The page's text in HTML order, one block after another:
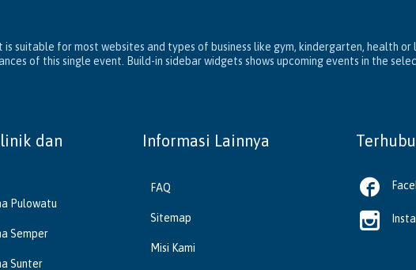
suitable for most websites and types of business like gym, kindergarten, health
of this single event. Build-in sidebar widgets shows upcoming events in the
dan
Pulowatu
Semper
Sunter
Informasi Lainnya
FAQ
Sitemap
Misi Kami

